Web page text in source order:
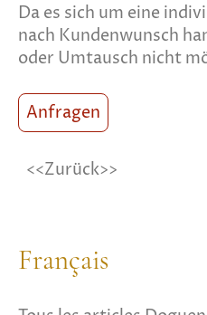
Da es sich um eine
nach Kundenwunsch
oder Umtausch nicht
Anfragen
<<Zurück>>
Français